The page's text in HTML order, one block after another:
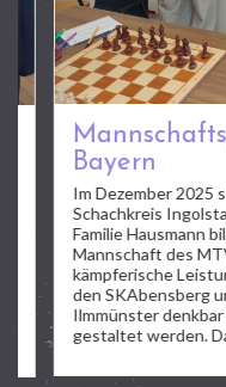
Bayern
Im Dezember 2025
Schachkreis
Familie Hausmann
Mannschaft des MTV
kämpferische
den SKAbensberg und
Ilmmünster denkbar
gestaltet werden. Das